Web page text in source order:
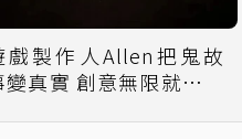
戲製作人Allen把鬼故
變真實 創意無限就不怕